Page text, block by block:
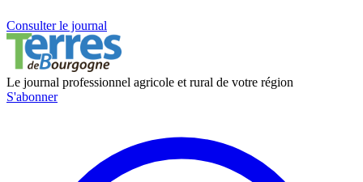
Consulter le journal
Le journal professionnel agricole et rural de votre région
S'abonner